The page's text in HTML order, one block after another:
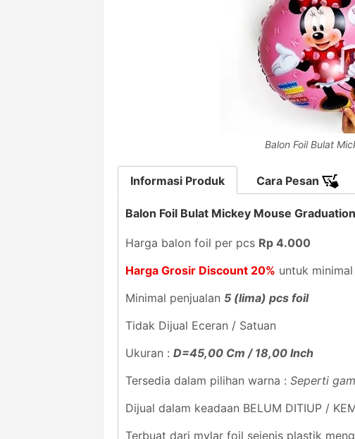
Balon Foil Bulat
Informasi Produk
Balon Foil Bulat Mickey Mouse Graduation
Harga balon foil per pcs Rp 4.000
Harga Grosir Discount 20% untuk
Minimal penjualan 5 (lima) pcs foil
Tidak Dijual Eceran / Satuan
Ukuran : D=45,00 Cm / 18,00 Inch
Tersedia dalam pilihan warna : Seperti
Dijual dalam keadaan BELUM DITIUP /
Terbuat dari mylar foil sejenis plastik
Cara Pesan